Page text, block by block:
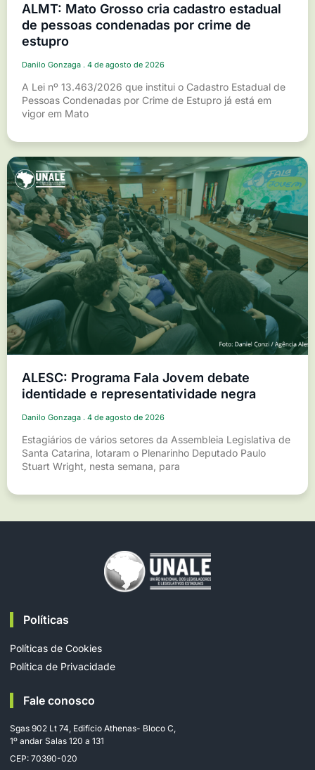
ALMT: Mato Grosso cria cadastro estadual
de pessoas condenadas por crime de
estupro
Danilo Gonzaga 4 de agosto de 2026
A Lei nº 13.463/2026 que institui o Cadastro Estadual de
Pessoas Condenadas por Crime de Estupro já está em
vigor em Mato
ALESC: Programa Fala Jovem debate
identidade e representatividade negra
Danilo Gonzaga 4 de agosto de 2026
Estagiários de vários setores da Assembleia Legislativa de
Santa Catarina, lotaram o Plenarinho Deputado Paulo
Stuart Wright, nesta semana, para
Políticas
Políticas de Cookies
Política de Privacidade
Fale conosco
Sgas 902 Lt 74, Edifício Athenas- Bloco C,
1º andar Salas 120 a 131
CEP: 70390-020